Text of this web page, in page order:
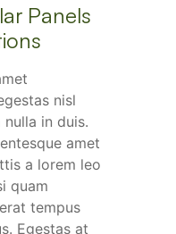
Panels
nisl
in duis.
amet
a lorem leo
quam
tempus
Egestas at